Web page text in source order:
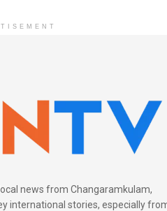
news from Changaramkulam,
international stories, especially